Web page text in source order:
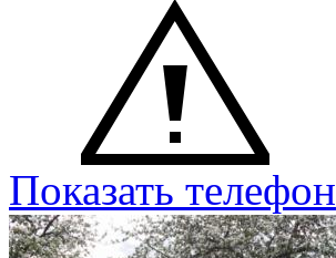
Показать телефон